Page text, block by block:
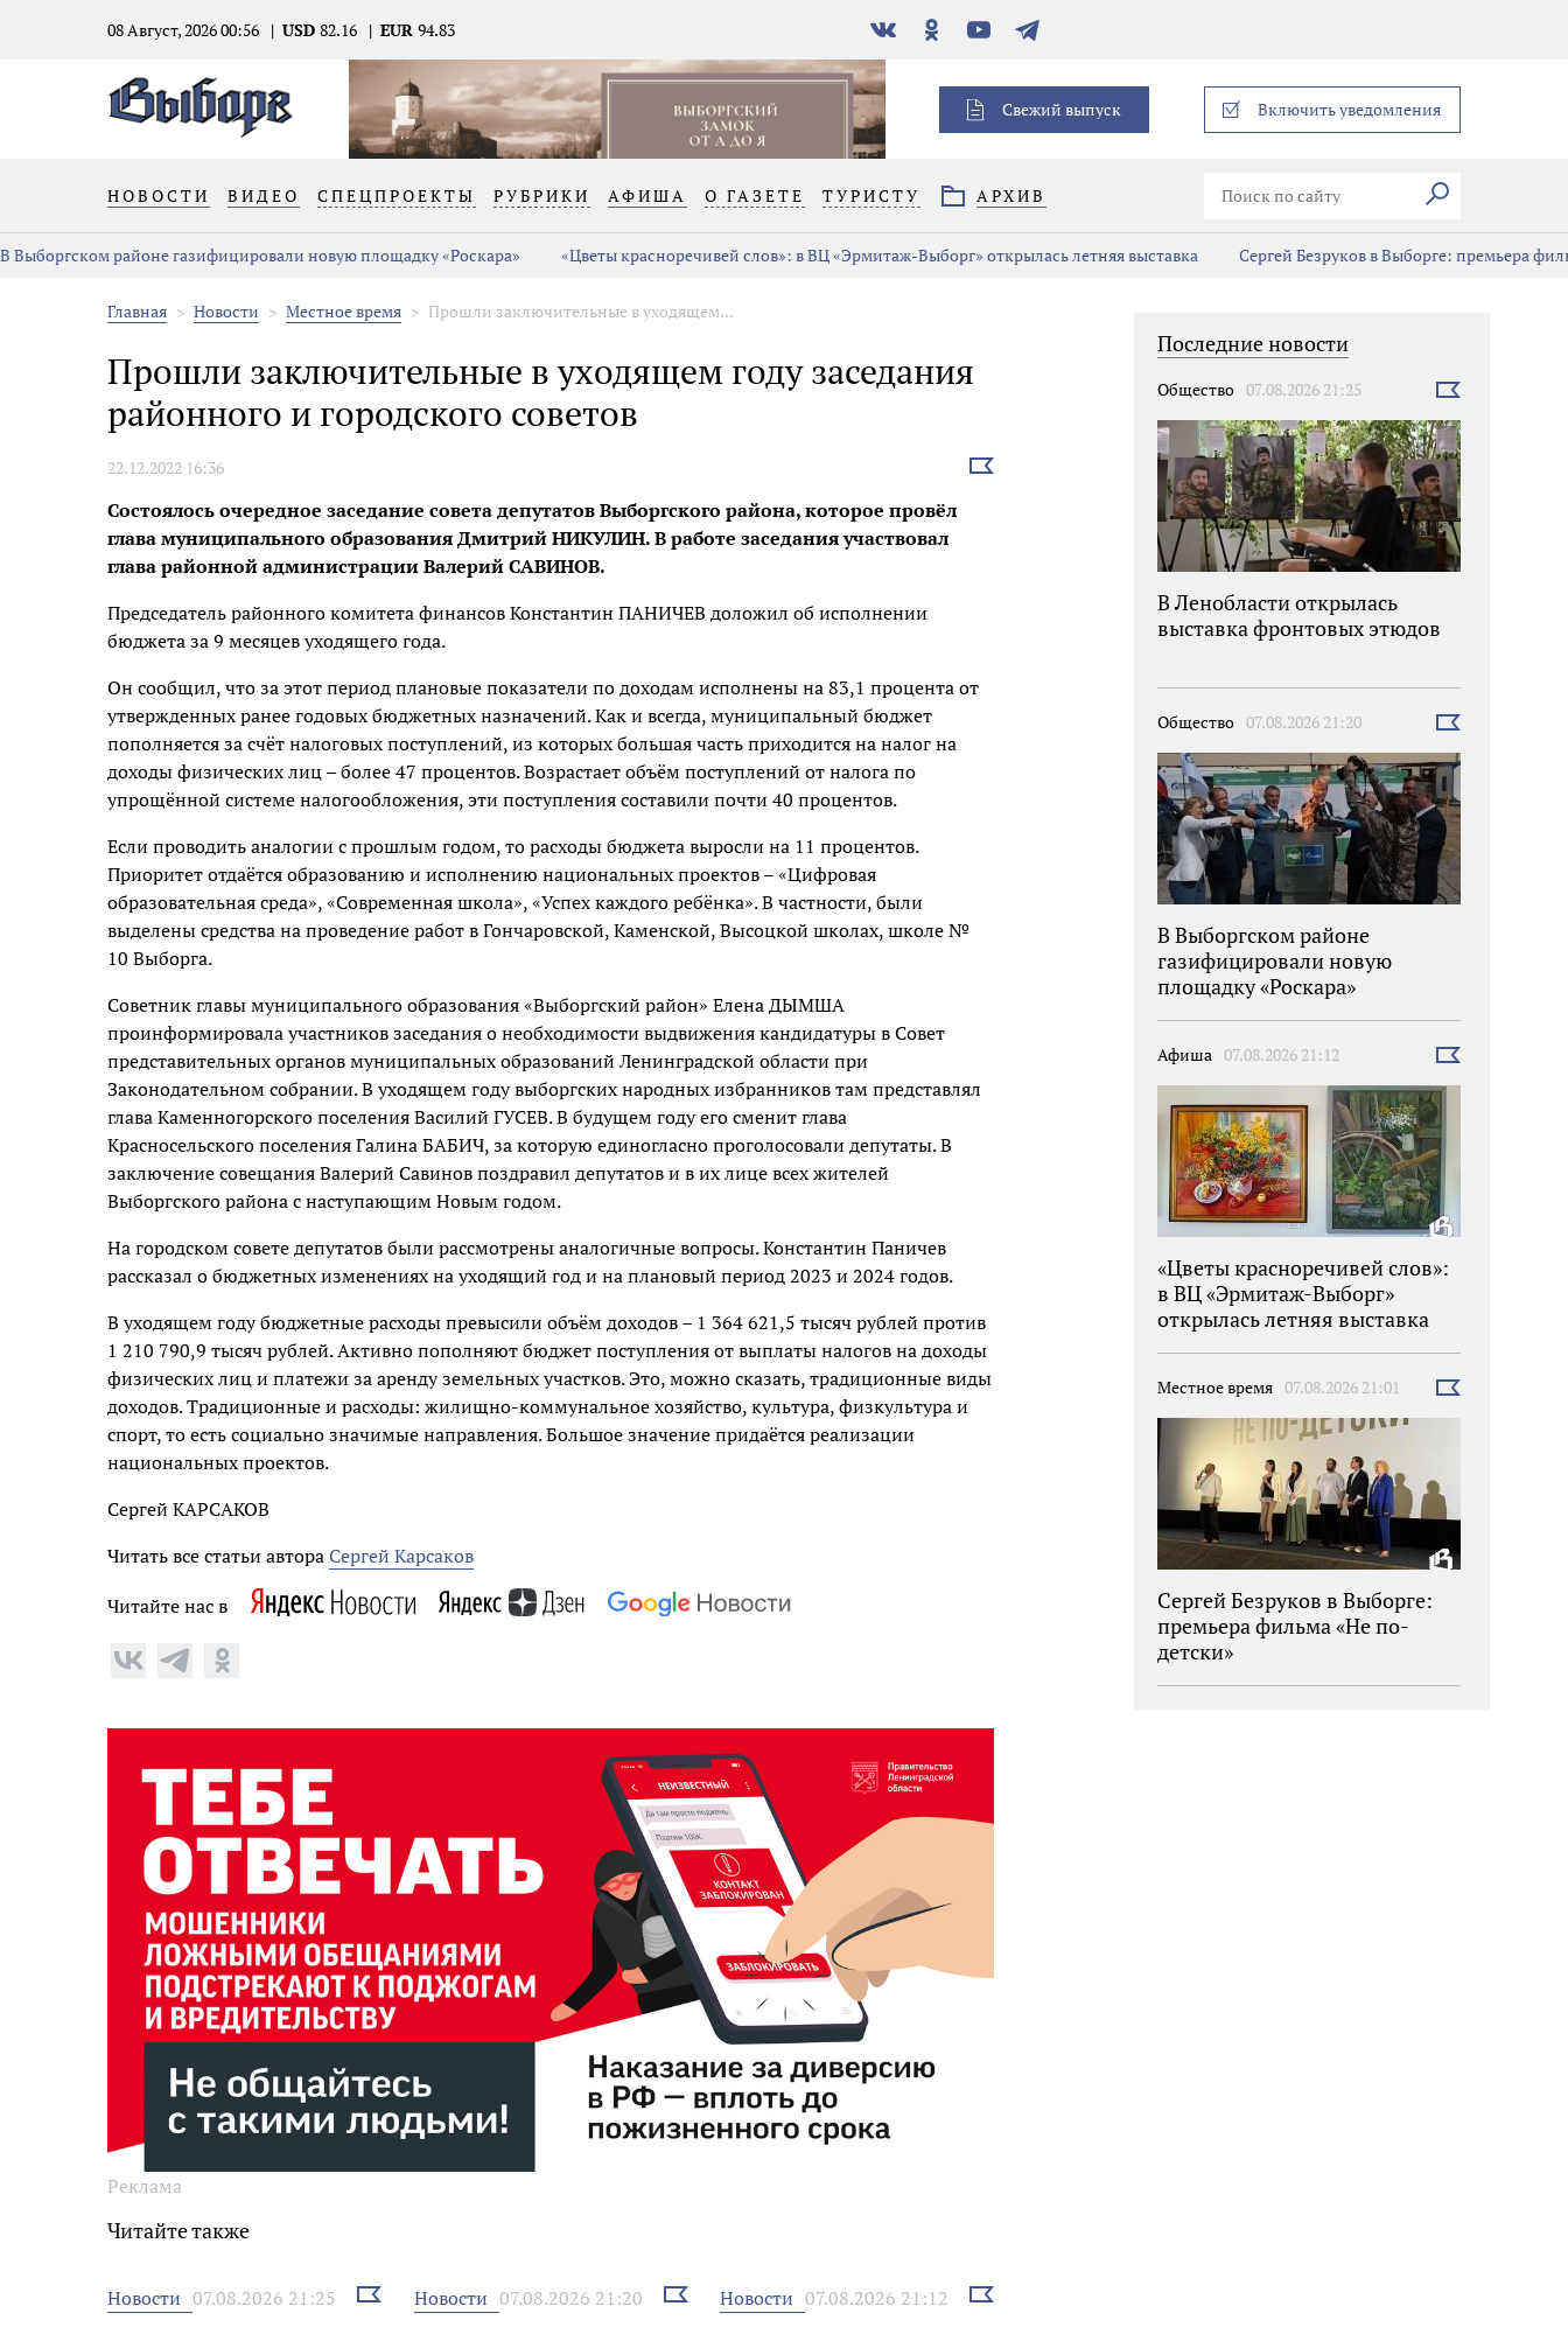
08 Август, 2026 00:56 USD 82.16 EUR 94.83
В
контакте
Одноклассники
YouTubeТелеграм
Свежий выпуск Включить уведомления
НОВОСТИ ВИДЕО СПЕЦПРОЕКТЫ РУБРИКИ АФИША О ГАЗЕТЕ ТУРИСТУ АРХИВ Искать
В Выборгском районе газифицировали новую площадку «Роскара» «Цветы красноречивей слов»: в ВЦ «Эрмитаж-Выборг» открылась летняя выставка Сергей Безруков в Выборге: премьера
Главная Новости Местное время Прошли заключительные в уходящем...
Прошли заключительные в уходящем году заседания
районного и городского советов
22.12.2022 16:36
Выбрать
Состоялось очередное заседание совета депутатов Выборгского района, которое провёл
глава муниципального образования Дмитрий НИКУЛИН. В работе заседания участвовал
глава районной администрации Валерий САВИНОВ.
Председатель районного комитета финансов Константин ПАНИЧЕВ доложил об исполнении
бюджета за 9 месяцев уходящего года.
Он сообщил, что за этот период плановые показатели по доходам исполнены на 83,1 процента от
утвержденных ранее годовых бюджетных назначений. Как и всегда, муниципальный бюджет
пополняется за счёт налоговых поступлений, из которых большая часть приходится на налог на
доходы физических лиц – более 47 процентов. Возрастает объём поступлений от налога по
упрощённой системе налогообложения, эти поступления составили почти 40 процентов.
Если проводить аналогии с прошлым годом, то расходы бюджета выросли на 11 процентов.
Приоритет отдаётся образованию и исполнению национальных проектов – «Цифровая
образовательная среда», «Современная школа», «Успех каждого ребёнка». В частности, были
выделены средства на проведение работ в Гончаровской, Каменской, Высоцкой школах, школе №
10 Выборга.
Советник главы муниципального образования «Выборгский район» Елена ДЫМША
проинформировала участников заседания о необходимости выдвижения кандидатуры в Совет
представительных органов муниципальных образований Ленинградской области при
Законодательном собрании. В уходящем году выборгских народных избранников там представлял
глава Каменногорского поселения Василий ГУСЕВ. В будущем году его сменит глава
Красносельского поселения Галина БАБИЧ, за которую единогласно проголосовали депутаты. В
заключение совещания Валерий Савинов поздравил депутатов и в их лице всех жителей
Выборгского района с наступающим Новым годом.
На городском совете депутатов были рассмотрены аналогичные вопросы. Константин Паничев
рассказал о бюджетных изменениях на уходящий год и на плановый период 2023 и 2024 годов.
В уходящем году бюджетные расходы превысили объём доходов – 1 364 621,5 тысяч рублей против
1 210 790,9 тысяч рублей. Активно пополняют бюджет поступления от выплаты налогов на доходы
физических лиц и платежи за аренду земельных участков. Это, можно сказать, традиционные виды
доходов. Традиционные и расходы: жилищно-коммунальное хозяйство, культура, физкультура и
спорт, то есть социально значимые направления. Большое значение придаётся реализации
национальных проектов.
Сергей КАРСАКОВ
Читать все статьи автораСергей Карсаков
Читайте нас в
Реклама
Читайте также
Новости 07.08.2026 21:25
Выбрать
новость
Новости 07.08.2026 21:20
Выбрать
новость
Новости 07.08.2026 21:12
Выбрать
Последние новости
Общество 07.08.2026 21:25
Выбрать
В Ленобласти открылась
выставка фронтовых этюдов
Общество 07.08.2026 21:20
Выбрать
В Выборгском районе
газифицировали новую
площадку «Роскара»
Афиша 07.08.2026 21:12
Выбрать
«Цветы красноречивей слов»:
в ВЦ «Эрмитаж-Выборг»
открылась летняя выставка
Местное время 07.08.2026 21:01
Выбрать
Сергей Безруков в Выборге:
премьера фильма «Не по-
детски»